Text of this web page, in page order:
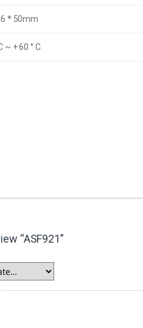
* 50mm
~ + 60 ° C
“ASF921”